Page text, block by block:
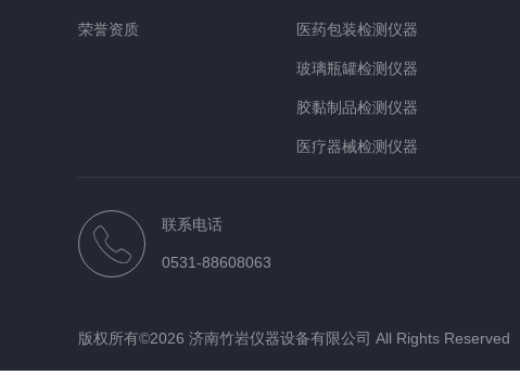
荣誉资质 医药包装检测仪器
玻璃瓶罐检测仪器
胶黏制品检测仪器
医疗器械检测仪器
联系电话
0531-88608063
版权所有©2026 济南竹岩仪器设备有限公司 All Rights Reserved